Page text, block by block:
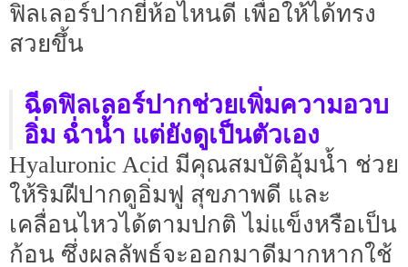
ฟิลเลอร์ปากยี่ห้อไหนดี เพื่อให้ได้ทรง
สวยขึ้น
ฉีดฟิลเลอร์ปากช่วยเพิ่มความอวบ
อิ่ม ฉ่ำน้ำ แต่ยังดูเป็นตัวเอง
Hyaluronic Acid มีคุณสมบัติอุ้มน้ำ ช่วย
ให้ริมฝีปากดูอิ่มฟู สุขภาพดี และ
เคลื่อนไหวได้ตามปกติ ไม่แข็งหรือเป็น
ก้อน ซึ่งผลลัพธ์จะออกมาดีมากหากใช้